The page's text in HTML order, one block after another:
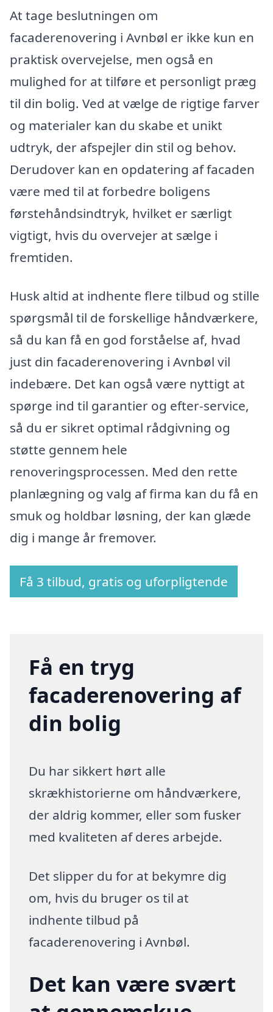
At tage beslutningen om
facaderenovering i Avnbøl er ikke kun en
praktisk overvejelse, men også en
mulighed for at tilføre et personligt præg
til din bolig. Ved at vælge de rigtige farver
og materialer kan du skabe et unikt
udtryk, der afspejler din stil og behov.
Derudover kan en opdatering af facaden
være med til at forbedre boligens
førstehåndsindtryk, hvilket er særligt
vigtigt, hvis du overvejer at sælge i
fremtiden.
Husk altid at indhente flere tilbud og stille
spørgsmål til de forskellige håndværkere,
så du kan få en god forståelse af, hvad
just din facaderenovering i Avnbøl vil
indebære. Det kan også være nyttigt at
spørge ind til garantier og efter-service,
så du er sikret optimal rådgivning og
støtte gennem hele
renoveringsprocessen. Med den rette
planlægning og valg af firma kan du få en
smuk og holdbar løsning, der kan glæde
dig i mange år fremover.
Få 3 tilbud, gratis og uforpligtende
Få en tryg
facaderenovering af
din bolig
Du har sikkert hørt alle
skrækhistorierne om håndværkere,
der aldrig kommer, eller som fusker
med kvaliteten af deres arbejde.
Det slipper du for at bekymre dig
om, hvis du bruger os til at
indhente tilbud på
facaderenovering i Avnbøl.
Det kan være svært